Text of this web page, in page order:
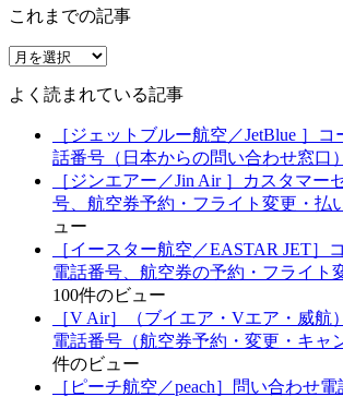
ゴ
リ
ー
これまでの記事
こ
ま
よく読まれている記事
［ジェットブルー航空／JetBlue ］
話番号（日本からの問い合わせ窓口）
［ジンエアー／Jin Air ］カスタマー
号、航空券予約・フライト変更・払
ュー
［イースター航空／EASTAR JET］
電話番号、航空券の予約・フライト
100件のビュー
［V Air］（ブイエア・Vエア・威航
電話番号（航空券予約・変更・キャ
件のビュー
［ピーチ航空／peach］問い合わせ